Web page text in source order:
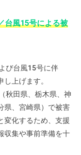
台風15号による被
び台風15号に伴
上げます。
秋田県、栃木県、神
県、宮崎県）で被害
変化するため、支援
収集や事前準備を十